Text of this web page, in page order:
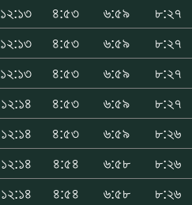
১২:১৩ ৪:৫৩ ৬:৫৯
৮:২৭
১২:১৩ ৪:৫৩ ৬:৫৯
৮:২৭
১২:১৩ ৪:৫৩ ৬:৫৯
৮:২৭
১২:১৪ ৪:৫৩ ৬:৫৯
৮:২৭
১২:১৪ ৪:৫৩ ৬:৫৯
৮:২৬
১২:১৪ ৪:৫৪ ৬:৫৮
৮:২৬
১২:১৪ ৪:৫৪ ৬:৫৮
৮:২৬